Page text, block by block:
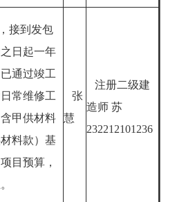
接到发包
日起一年
通过竣工
常维修工
甲供材料
料款）基
目预算，
张
慧
注册二级建
造师 苏
232212101236